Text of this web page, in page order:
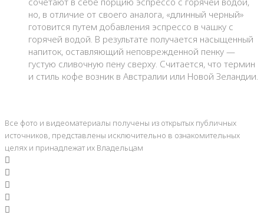
но, в отличие от своего аналога, «длинный черный»
готовится путем добавления эспрессо в чашку с
горячей водой. В результате получается насыщенный
напиток, оставляющий неповрежденной пенку —
густую сливочную пену сверху. Считается, что термин
и стиль кофе возник в Австралии или Новой Зеландии.
Все фото и видеоматериалы получены из открытых публичных
источников, представлены исключительно в ознакомительных
целях и принадлежат их Владельцам